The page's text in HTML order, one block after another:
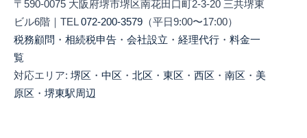
〒590-0075 大阪府堺市堺区南花田口町2-3-20 三共堺東
ビル6階｜TEL072-200-3579 （平日9:00〜17:00）
税務顧問 ・ 相続税申告 ・ 会社設立 ・ 経理代行 ・ 料金一
覧
対応エリア: 堺区 ・ 中区 ・ 北区 ・ 東区 ・ 西区 ・ 南区 ・ 美
原区 ・ 堺東駅周辺